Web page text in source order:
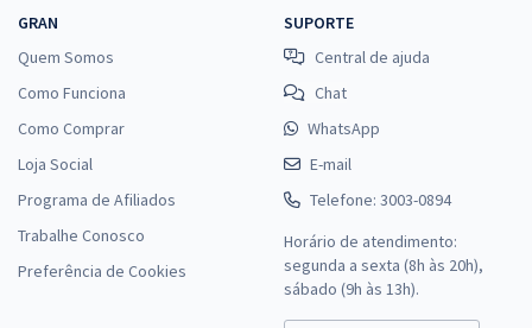
GRAN
Quem Somos
Como Funciona
Como Comprar
Loja Social
Programa de Afiliados
Trabalhe Conosco
Preferência de Cookies
SUPORTE
Central de ajuda
Chat
WhatsApp
E-mail
Telefone: 3003-0894
Horário de atendimento:
segunda a sexta (8h às 20h),
sábado (9h às 13h).